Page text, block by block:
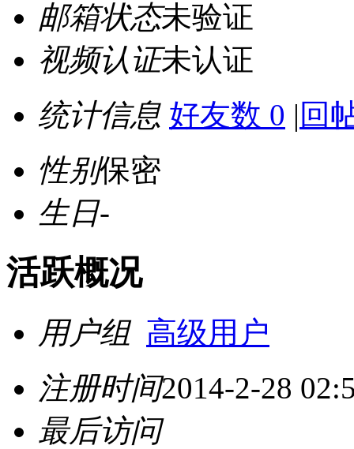
邮箱状态未验证
视频认证未认证
统计信息 好友数 0 | 回
性别保密
生日-
活跃概况
用户组 高级用户
注册时间2014-2-28
最后访问